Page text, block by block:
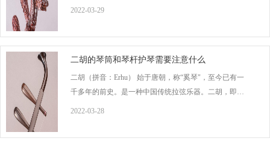
力。 2，然后从琴托处将套好的弦一点点用手拉紧，并逐
过弦轴上的小孔并缠绕在弦轴上，这
2022-03-29
二胡的琴筒和琴杆护琴需要注意什么
二胡（拼音：Erhu） 始于唐朝，称“奚琴"，至今已有一
千多年的前史。是一种中国传统拉弦乐器。二胡，即二
2022-03-28